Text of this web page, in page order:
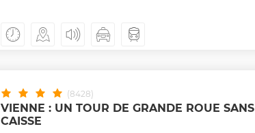
(8428)
VIENNE : UN TOUR DE GRANDE ROUE
CAISSE